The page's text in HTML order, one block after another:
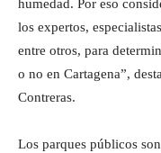
humedad. Por eso
los expertos,
entre otros, para
o no en Cartagena”,
Contreras.
Los parques públicos